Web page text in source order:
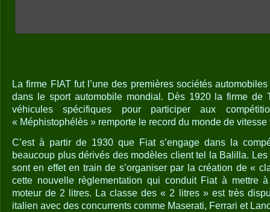
La firme FIAT fut l’une des premières sociétés
dans le sport automobile mondial. Dès 1920 la firme de
véhicules spécifiques pour participer aux
« Méphistophélès » remporte le record du monde de vitesse
C’est à partir de 1930 que Fiat s’engage dans la
beaucoup plus dérivés des modèles client tel la Balilla.
sont en effet en train de s’organiser par la création de «
cette nouvelle règlementation qui conduit Fiat à mettre
moteur de 2 litres. La classe des « 2 litres » est très
italien avec des concurrents comme Maserati, Ferrari et